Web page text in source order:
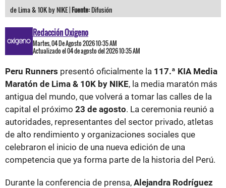
de Lima & 10K by NIKE |Fuente:Difusión
Redacción Oxigeno
Martes, 04 De Agosto 2026 10:35 AM
Actualizado el 04 de agosto del 2026 10:35 AM
Peru Runners presentó oficialmente la 117.ª KIA Media
Maratón de Lima & 10K by NIKE, la media maratón más
antigua del mundo, que volverá a tomar las calles de la
capital el próximo 23 de agosto. La ceremonia reunió a
autoridades, representantes del sector privado, atletas
de alto rendimiento y organizaciones sociales que
celebraron el inicio de una nueva edición de una
competencia que ya forma parte de la historia del Perú.
Durante la conferencia de prensa, Alejandra Rodríguez